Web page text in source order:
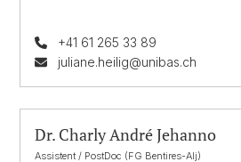
+41 61 265 33 89
juliane.heilig@unibas.ch
Dr. Charly André Jehanno
Assistent / PostDoc (FG Bentires-Alj)